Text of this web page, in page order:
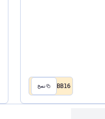
BB16 نسخ